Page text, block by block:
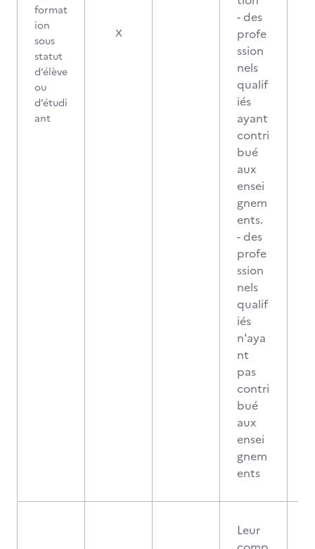
format
ion
sous
statut
d’élève
ou
d’étudi
ant
X
- des
profe
ssion
nels
qualif
iés
ayant
contri
bué
aux
ensei
gnem
ents.
- des
profe
ssion
nels
qualif
iés
n'aya
nt
pas
contri
bué
aux
ensei
gnem
ents
Leur